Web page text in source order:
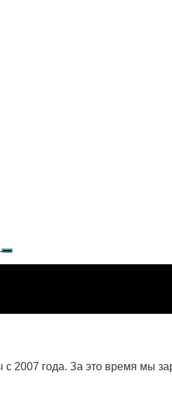
2007 года. За это время мы